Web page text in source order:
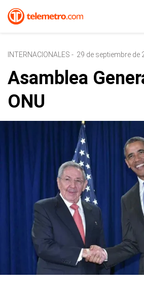
INTERNACIONALES - 29 de septiembre de
Asamblea
ONU